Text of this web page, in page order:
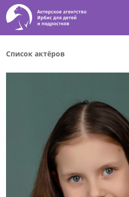
Список актёров